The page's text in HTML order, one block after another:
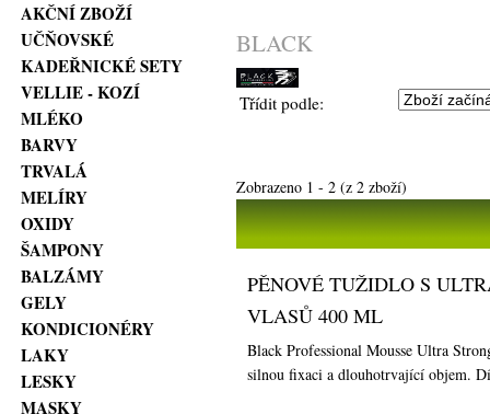
AKČNÍ ZBOŽÍ
UČŇOVSKÉ
KADEŘNICKÉ SETY
VELLIE - KOZÍ
MLÉKO
BARVY
TRVALÁ
MELÍRY
OXIDY
ŠAMPONY
BALZÁMY
GELY
KONDICIONÉRY
LAKY
LESKY
MASKY
BLACK
Třídit podle:
Zobrazeno 1 -2 (z2 zboží)
PĚNOVÉ TUŽIDLO S
VLASŮ 400 ML
Black Professional Mousse Ultra
silnou fixaci a dlouhotrvající objem.